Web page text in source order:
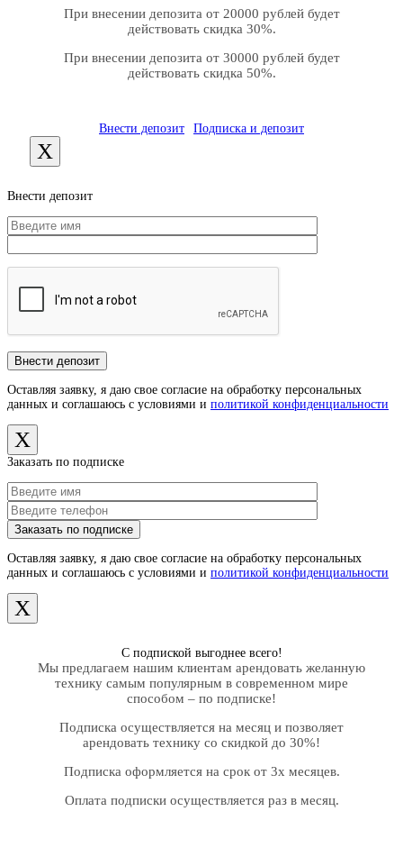
При внесении депозита от 20000 рублей будет
действовать скидка 30%.
При внесении депозита от 30000 рублей будет
действовать скидка 50%.
Внести депозит Подписка и депозит
X
Внести депозит
Оставляя заявку, я даю свое согласие на обработку персональных
данных и соглашаюсь с условиями и политикой конфиденциальности
X
Заказать по подписке
Оставляя заявку, я даю свое согласие на обработку персональных
данных и соглашаюсь с условиями и политикой конфиденциальности
X
С подпиской выгоднее всего!
Мы предлагаем нашим клиентам арендовать желанную
технику самым популярным в современном мире
способом – по подписке!
Подписка осуществляется на месяц и позволяет
арендовать технику со скидкой до 30%!
Подписка оформляется на срок от 3х месяцев.
Оплата подписки осуществляется раз в месяц.